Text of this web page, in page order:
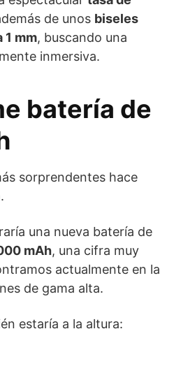
de unos biseles
mm, buscando una
inmersiva.
batería de
sorprendentes hace
una nueva batería de
mAh, una cifra muy
actualmente en la
de gama alta.
estaría a la altura: